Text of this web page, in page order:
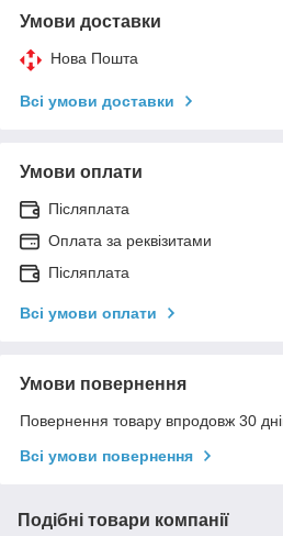
Умови доставки
Нова Пошта
Всі умови доставки
Умови оплати
Післяплата
Оплата за реквізитами
Післяплата
Всі умови оплати
Умови повернення
Повернення товару впродовж 30
Всі умови повернення
Подібні товари компанії